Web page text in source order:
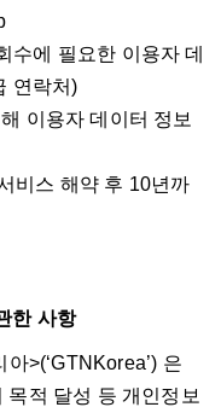
에 필요한 이용자 데
연락처)
이용자 데이터 정보
비스 해약 후 10년까
한 사항
>(‘GTNKorea’) 은
적 달성 등 개인정보